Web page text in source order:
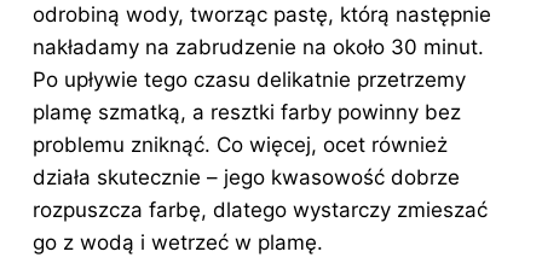
odrobiną wody, tworząc pastę, którą następnie
nakładamy na zabrudzenie na około 30 minut.
Po upływie tego czasu delikatnie przetrzemy
plamę szmatką, a resztki farby powinny bez
problemu zniknąć. Co więcej, ocet również
działa skutecznie – jego kwasowość dobrze
rozpuszcza farbę, dlatego wystarczy zmieszać
go z wodą i wetrzeć w plamę.